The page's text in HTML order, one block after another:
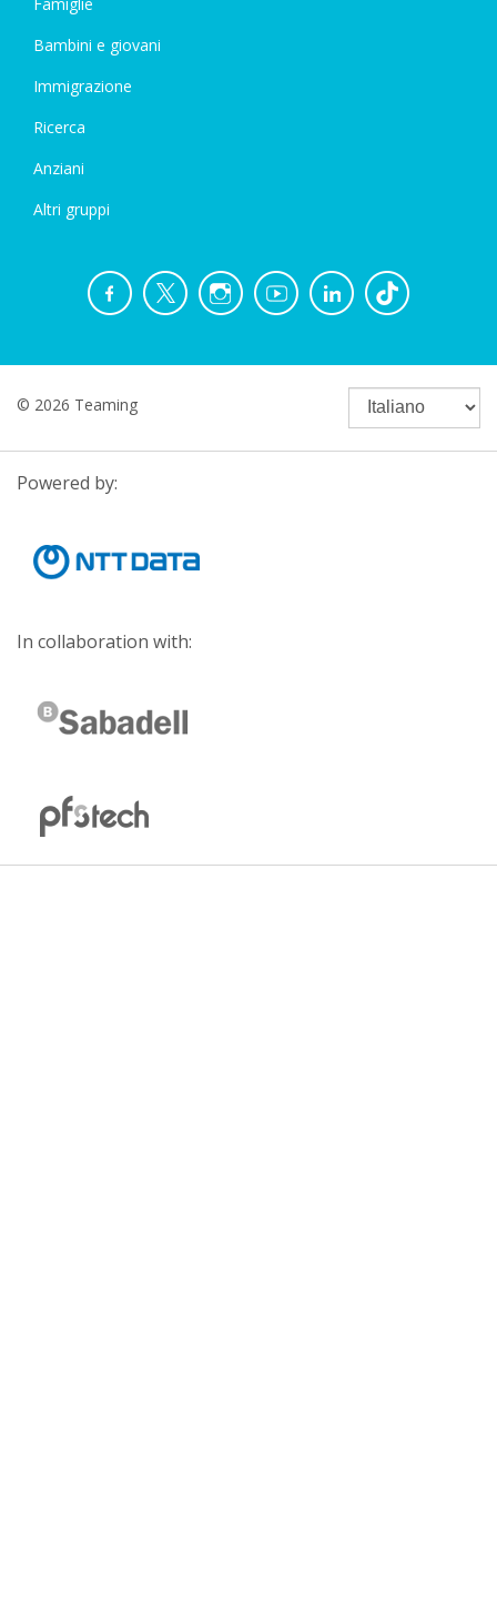
Bambini e giovani
Immigrazione
Ricerca
Anziani
Altri gruppi
© 2026 Teaming
Powered by:
In collaboration with: